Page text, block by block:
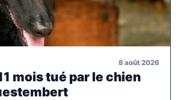
8 août 2026
mois tué par le chien